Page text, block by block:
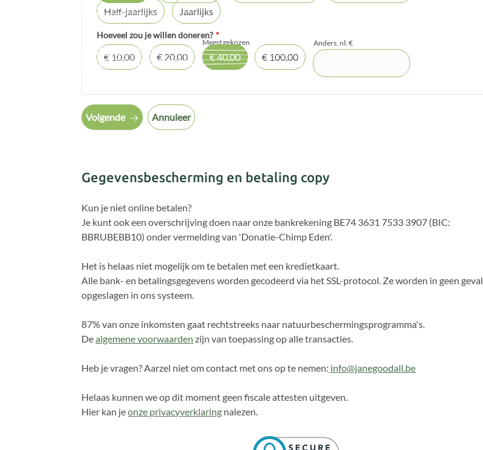
Half-jaarlijks
Jaarlijks
Hoeveel zou je willen doneren? *
€ 10,00 € 20,00
Meest gekozen
€ 40,00 € 100,00
Anders, nl: €
Volgende Annuleer
Gegevensbescherming en betaling copy
Kun je niet online betalen?
Je kunt ook een overschrijving doen naar onze bankrekening BE74 3631 7533 3907 (BIC:
BBRUBEBB10) onder vermelding van 'Donatie-Chimp Eden'.
Het is helaas niet mogelijk om te betalen met een kredietkaart.
Alle bank- en betalingsgegevens worden gecodeerd via het SSL-protocol. Ze worden in geen geval
opgeslagen in ons systeem.
87% van onze inkomsten gaat rechtstreeks naar natuurbeschermingsprogramma's.
Dealgemene voorwaarden zijn van toepassing op alle transacties.
Heb je vragen? Aarzel niet om contact met ons op te nemen: info@janegoodall.be
Helaas kunnen we op dit moment geen fiscale attesten uitgeven.
Hier kan jeonze privacyverklaring nalezen.